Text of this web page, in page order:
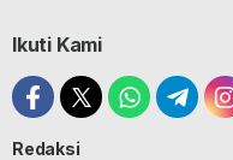
Ikuti Kami
Redaksi